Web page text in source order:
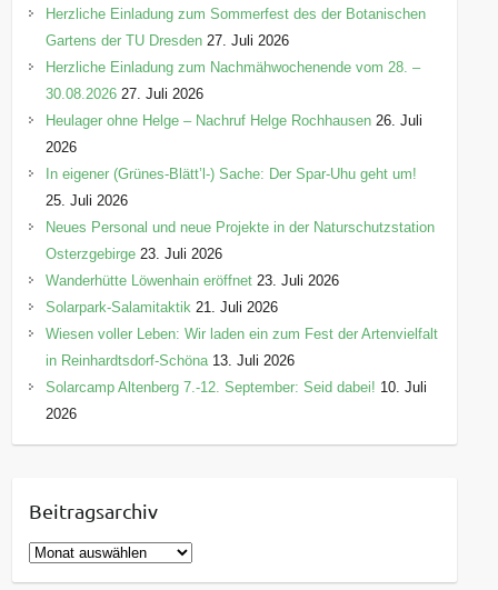
Herzliche Einladung zum Sommerfest des der Botanischen
Gartens der TU Dresden 27. Juli 2026
Herzliche Einladung zum Nachmähwochenende vom 28. –
30.08.2026 27. Juli 2026
Heulager ohne Helge – Nachruf Helge Rochhausen 26. Juli
2026
In eigener (Grünes-Blätt’l-) Sache: Der Spar-Uhu geht um!
25. Juli 2026
Neues Personal und neue Projekte in der Naturschutzstation
Osterzgebirge 23. Juli 2026
Wanderhütte Löwenhain eröffnet 23. Juli 2026
Solarpark-Salamitaktik 21. Juli 2026
Wiesen voller Leben: Wir laden ein zum Fest der Artenvielfalt
in Reinhardtsdorf-Schöna 13. Juli 2026
Solarcamp Altenberg 7.-12. September: Seid dabei! 10. Juli
2026
Beitragsarchiv
B
e